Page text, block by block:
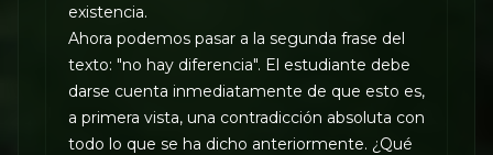
existencia.
Ahora podemos pasar a la segunda frase del
texto: "no hay diferencia". El estudiante debe
darse cuenta inmediatamente de que esto es,
a primera vista, una contradicción absoluta con
todo lo que se ha dicho anteriormente. ¿Qué